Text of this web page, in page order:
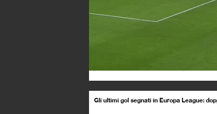
Gli ultimi gol segnati in Europa League: